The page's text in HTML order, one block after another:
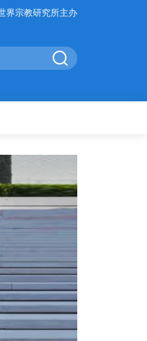
界宗教研究所主办